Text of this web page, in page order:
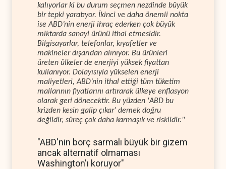
kalıyorlar ki bu durum seçmen nezdinde büyük
bir tepki yaratıyor. İkinci ve daha önemli nokta
ise ABD’nin enerji ihraç ederken çok büyük
miktarda sanayi ürünü ithal etmesidir.
Bilgisayarlar, telefonlar, kıyafetler ve
makineler dışarıdan alınıyor. Bu ürünleri
üreten ülkeler de enerjiyi yüksek fiyattan
kullanıyor. Dolayısıyla yükselen enerji
maliyetleri, ABD’nin ithal ettiği tüm tüketim
mallarının fiyatlarını artırarak ülkeye enflasyon
olarak geri dönecektir. Bu yüzden 'ABD bu
krizden kesin galip çıkar' demek doğru
değildir, süreç çok daha karmaşık ve risklidir."
"ABD'nin borç sarmalı büyük bir gizem
ancak alternatif olmaması
Washington'ı koruyor"